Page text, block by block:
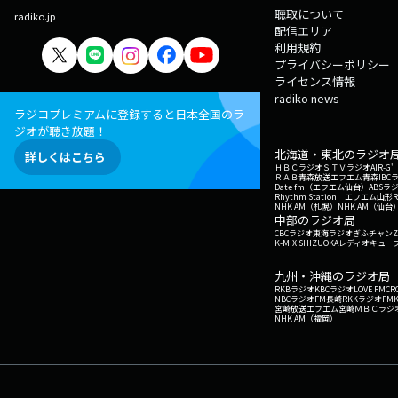
radiko.jp
ラジコプレミアムに登録すると日本全国のラ
ジオが聴き放題！
詳しくはこちら
聴取について
配信エリア
利用規約
プライバシーポリシー
ライセンス情報
radiko news
北海道・東北のラジオ
ＨＢＣラジオＳＴＶラジオAIR-G'
ＲＡＢ青森放送エフエム青森IBC
Date fm（エフエム仙台） ABSラ
Rhythm Station エフエム山形
NHK AM（札幌） NHK AM（仙台
中部のラジオ局
CBCラジオ東海ラジオぎふチャン
K-MIX SHIZUOKAレディオキュー
九州・沖縄のラジオ局
RKBラジオKBCラジオLOVE FM
NBCラジオFM長崎RKKラジオ
宮崎放送エフエム宮崎ＭＢＣラジ
NHK AM（福岡）